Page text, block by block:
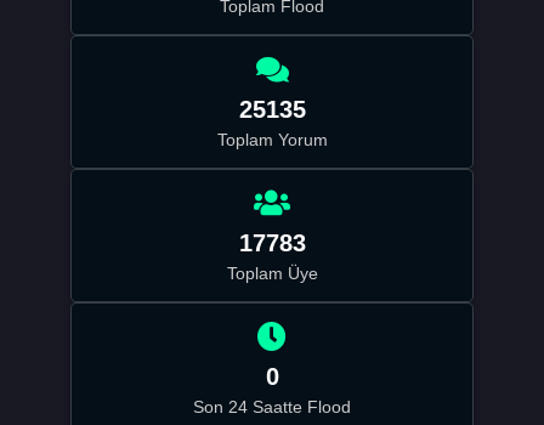
Toplam Flood
25135
Toplam Yorum
17783
Toplam Üye
0
Son 24 Saatte Flood